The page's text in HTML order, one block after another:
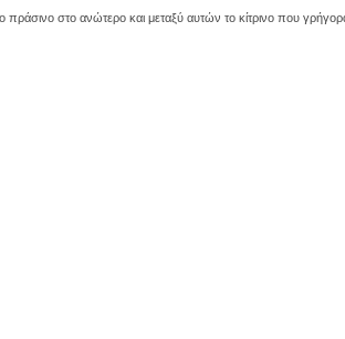
στο ανώτερο και μεταξύ αυτών το κίτρινο που γρήγορα